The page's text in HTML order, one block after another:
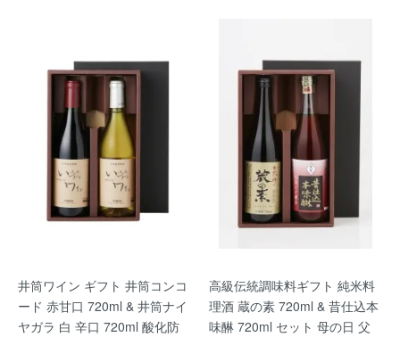
井筒ワイン ギフト 井筒コンコ
ード 赤甘口 720ml & 井筒ナイ
ヤガラ 白 辛口 720ml 酸化防
高級伝統調味料ギフト 純米料
理酒 蔵の素 720ml & 昔仕込本
味醂 720ml セット 母の日 父